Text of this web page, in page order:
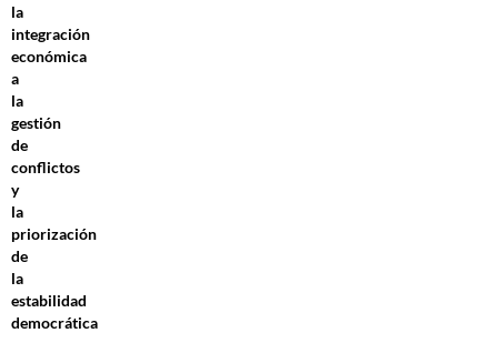
la
integración
económica
a
la
gestión
de
conflictos
y
la
priorización
de
la
estabilidad
democrática